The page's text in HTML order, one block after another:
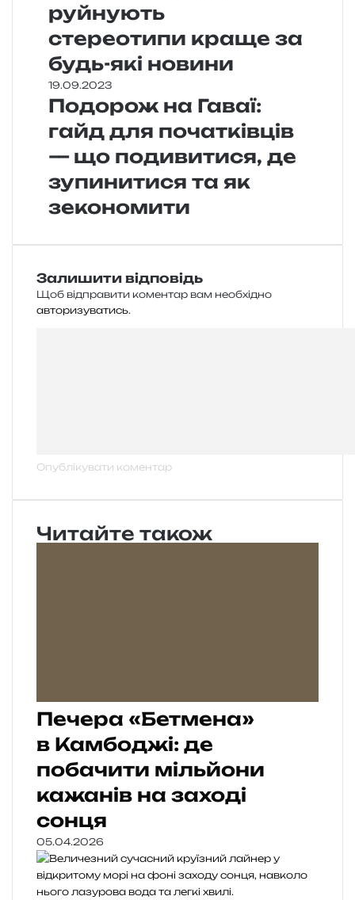
руйнують
стереотипи краще за
будь-які новини
19.09.2023
Подорож на Гаваї:
гайд для початківців
— що подивитися, де
зупинитися та як
зекономити
Залишити відповідь
Щоб відправити коментар вам необхідно
авторизуватись.
Читайте також
Печера «Бетмена»
в Камбоджі: де
побачити мільйони
кажанів на заході
сонця
05.04.2026